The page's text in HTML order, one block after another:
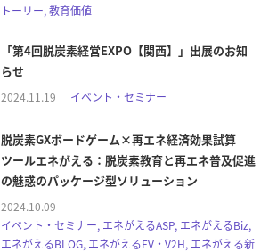
トーリー, 教育価値
「第4回脱炭素経営EXPO【関西】」出展のお知
らせ
2024.11.19 イベント・セミナー
脱炭素GXボードゲーム×再エネ経済効果試算
ツールエネがえる：脱炭素教育と再エネ普及促進
の魅惑のパッケージ型ソリューション
2024.10.09
イベント・セミナー, エネがえるASP, エネがえるBiz,
エネがえるBLOG, エネがえるEV・V2H, エネがえる新